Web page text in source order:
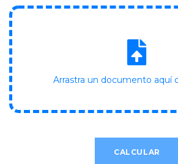
Arrastra un documento aquí